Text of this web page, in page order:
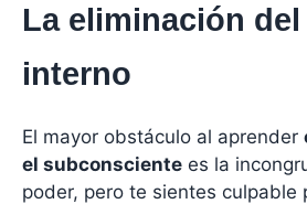
La eliminación
interno
El mayor obstáculo al aprender
el subconsciente es la
poder, pero te sientes culpable